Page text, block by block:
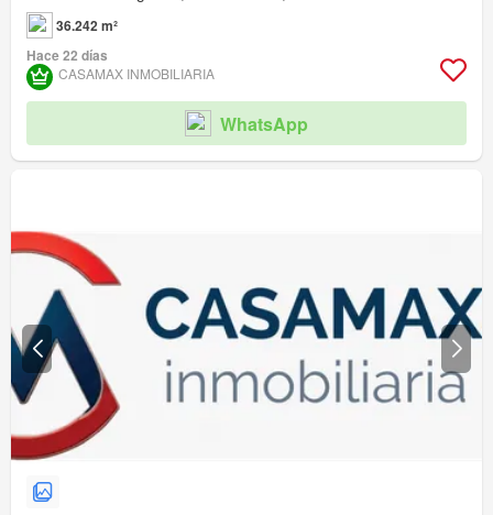
36.242 m²
Hace 22 días
CASAMAX INMOBILIARIA
WhatsApp